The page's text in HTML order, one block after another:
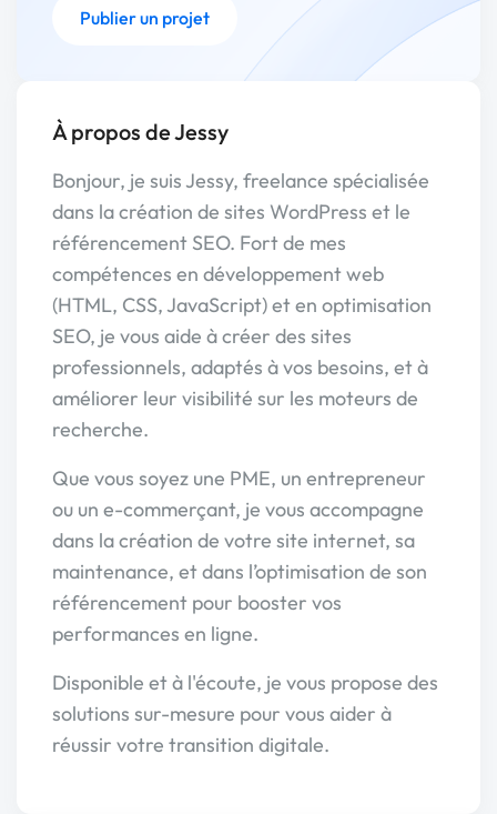
Publier un projet
À propos de Jessy
Bonjour, je suis Jessy, freelance spécialisée
dans la création de sites WordPress et le
référencement SEO. Fort de mes
compétences en développement web
(HTML, CSS, JavaScript) et en optimisation
SEO, je vous aide à créer des sites
professionnels, adaptés à vos besoins, et à
améliorer leur visibilité sur les moteurs de
recherche.
Que vous soyez une PME, un entrepreneur
ou un e-commerçant, je vous accompagne
dans la création de votre site internet, sa
maintenance, et dans l’optimisation de son
référencement pour booster vos
performances en ligne.
Disponible et à l'écoute, je vous propose des
solutions sur-mesure pour vous aider à
réussir votre transition digitale.